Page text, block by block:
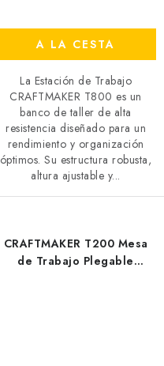
A LA CESTA
La Estación de Trabajo
CRAFTMAKER T800 es un
banco de taller de alta
resistencia diseñado para un
rendimiento y organización
óptimos. Su estructura robusta,
altura ajustable y...
CRAFTMAKER T200 Mesa
de Trabajo Plegable